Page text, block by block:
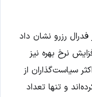
رزرو نشان داد
نرخ بهره نیز
سیاست‌گذاران از
و تنها تعداد